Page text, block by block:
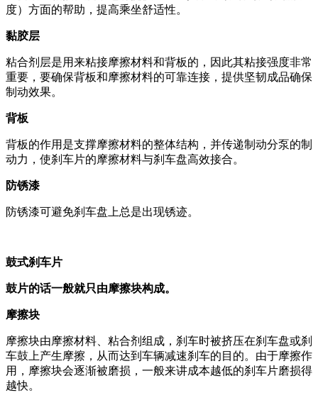
度）方面的帮助，提高乘坐舒适性。
黏胶层
粘合剂层是用来粘接摩擦材料和背板的，因此其粘接强度非常
重要，要确保背板和摩擦材料的可靠连接，提供坚韧成品确保
制动效果。
背板
背板的作用是支撑摩擦材料的整体结构，并传递制动分泵的制
动力，使刹车片的摩擦材料与刹车盘高效接合。
防锈漆
防锈漆可避免刹车盘上总是出现锈迹。
鼓式刹车片
鼓片的话一般就只由摩擦块构成。
摩擦块
摩擦块由摩擦材料、粘合剂组成，刹车时被挤压在刹车盘或刹
车鼓上产生摩擦，从而达到车辆减速刹车的目的。由于摩擦作
用，摩擦块会逐渐被磨损，一般来讲成本越低的刹车片磨损得
越快。